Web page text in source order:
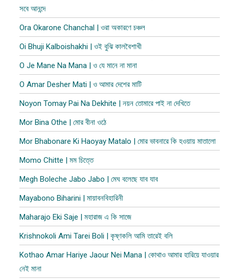
সবে আনন্দে
Ora Okarone Chanchal | ওরা অকারণে চঞ্চল
Oi Bhuji Kalboishakhi | ওই বুঝি কালবৈশাখী
O Je Mane Na Mana | ও যে মানে না মানা
O Amar Desher Mati | ও আমার দেশের মাটি
Noyon Tomay Pai Na Dekhite | নয়ন তোমারে পাই না দেখিতে
Mor Bina Othe | মোর বীনা ওঠে
Mor Bhabonare Ki Haoyay Matalo | মোর ভাবনারে কি হওয়ায় মাতালো
Momo Chitte | মম চিত্তে
Megh Boleche Jabo Jabo | মেঘ বলেছে যাব যাব
Mayabono Biharini | মায়াবনবিহারিনী
Maharajo Eki Saje | মহারাজ এ কি সাজে
Krishnokoli Ami Tarei Boli | কৃষ্ণকলি আমি তারেই বলি
Kothao Amar Hariye Jaour Nei Mana | কোথাও আমার হারিয়ে যাওয়ার
নেই মানা